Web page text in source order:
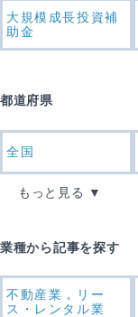
大規模成長投資補
助金
都道府県
全国
もっと見る
業種から記事を探す
不動産業，リー
ス・レンタル業